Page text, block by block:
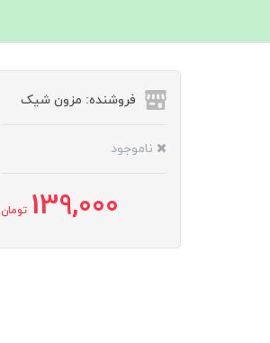
فروشنده: مزون شیک
ناموجود
139,000 تومان